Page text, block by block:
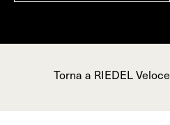
Torna a RIEDEL